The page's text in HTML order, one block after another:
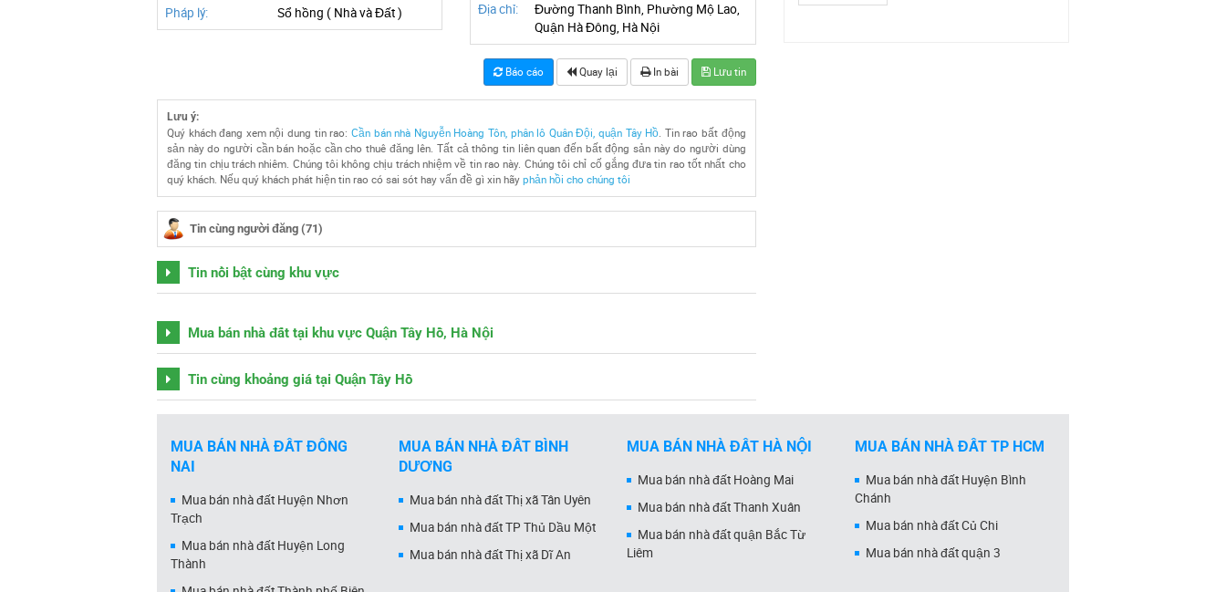
Pháp lý: Sổ hồng ( Nhà và Đất ) Địa chỉ:
Đường Thanh Bình, Phường Mộ Lao,
Quận Hà Đông, Hà Nội
Báo cáo Quay lại In bài Lưu tin
Lưu ý:
Quý khách đang xem nội dung tin rao: Cần bán nhà Nguyễn Hoàng Tôn, phân lô Quân Đội, quận Tây Hồ. Tin rao bất động
sản này do người cần bán hoặc cần cho thuê đăng lên. Tất cả thông tin liên quan đến bất động sản này do người dùng
đăng tin chịu trách nhiêm. Chúng tôi không chịu trách nhiệm về tin rao này. Chúng tôi chỉ cố gắng đưa tin rao tốt nhất cho
quý khách. Nếu quý khách phát hiện tin rao có sai sót hay vấn đề gì xin hãy phản hồi cho chúng tôi
Tin cùng người đăng (71)
Tin nổi bật cùng khu vực
Mua bán nhà đất tại khu vực Quận Tây Hồ, Hà Nội
Tin cùng khoảng giá tại Quận Tây Hồ
MUA BÁN NHÀ ĐẤT ĐỒNG
NAI
Mua bán nhà đất Huyện Nhơn
Trạch
Mua bán nhà đất Huyện Long
Thành
MUA BÁN NHÀ ĐẤT BÌNH
DƯƠNG
Mua bán nhà đất Thị xã Tân Uyên
Mua bán nhà đất TP Thủ Dầu Một
Mua bán nhà đất Thị xã Dĩ An
MUA BÁN NHÀ ĐẤT HÀ NỘI
Mua bán nhà đất Hoàng Mai
Mua bán nhà đất Thanh Xuân
Mua bán nhà đất quận Bắc Từ
Liêm
MUA BÁN NHÀ ĐẤT TP HCM
Mua bán nhà đất Huyện Bình
Chánh
Mua bán nhà đất Củ Chi
Mua bán nhà đất quận 3